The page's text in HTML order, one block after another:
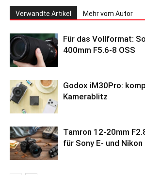
Verwandte Artikel Mehr vom Autor
Für das Vollformat:
400mm F5.6-8 OSS
Godox iM30Pro:
Kamerablitz
Tamron 12-20mm
für Sony E- und